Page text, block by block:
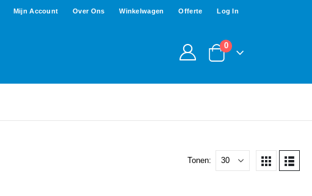
Mijn Account Over Ons Winkelwagen Offerte Log In
0
Tonen: